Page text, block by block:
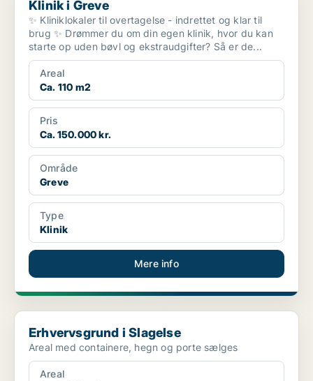
Klinik i Greve
✨ Kliniklokaler til overtagelse - indrettet og klar til
brug ✨ Drømmer du om din egen klinik, hvor du kan
starte op uden bøvl og ekstraudgifter? Så er de...
Areal
Ca. 110 m2
Pris
Ca. 150.000 kr.
Område
Greve
Type
Klinik
Mere info
Erhvervsgrund i Slagelse
Erhvervsgrund i Slagelse
Areal med containere, hegn og porte sælges
Areal